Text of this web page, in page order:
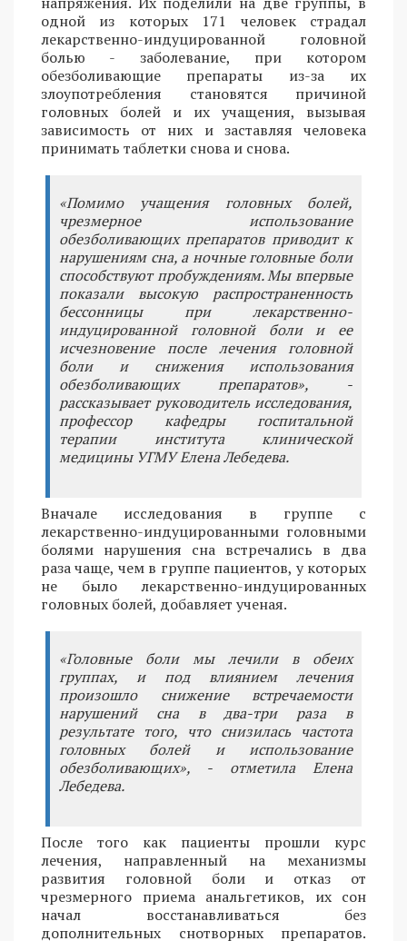
одной из которых 171 человек страдал
лекарственно-индуцированной головной
болью - заболевание, при котором
обезболивающие препараты из-за их
злоупотребления становятся причиной
головных болей и их учащения, вызывая
зависимость от них и заставляя человека
принимать таблетки снова и снова.
«Помимо учащения головных болей,
чрезмерное использование
обезболивающих препаратов приводит к
нарушениям сна, а ночные головные боли
способствуют пробуждениям. Мы впервые
показали высокую распространенность
бессонницы при лекарственно-
индуцированной головной боли и ее
исчезновение после лечения головной
боли и снижения использования
обезболивающих препаратов», -
рассказывает руководитель исследования,
профессор кафедры госпитальной
терапии института клинической
медицины УГМУ Елена Лебедева.
Вначале исследования в группе с
лекарственно-индуцированными головными
болями нарушения сна встречались в два
раза чаще, чем в группе пациентов, у которых
не было лекарственно-индуцированных
головных болей, добавляет ученая.
«Головные боли мы лечили в обеих
группах, и под влиянием лечения
произошло снижение встречаемости
нарушений сна в два-три раза в
результате того, что снизилась частота
головных болей и использование
обезболивающих», - отметила Елена
Лебедева.
После того как пациенты прошли курс
лечения, направленный на механизмы
развития головной боли и отказ от
чрезмерного приема анальгетиков, их сон
начал восстанавливаться без
дополнительных снотворных препаратов.